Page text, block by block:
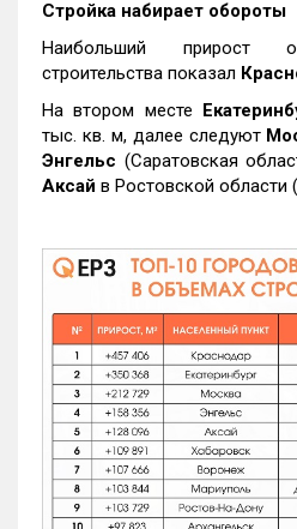
Стройка набирает обороты
Наибольший прирост
строительства показал
На втором месте
тыс. кв. м, далее следуют
Энгельс (Саратовская
Аксай в Ростовской области